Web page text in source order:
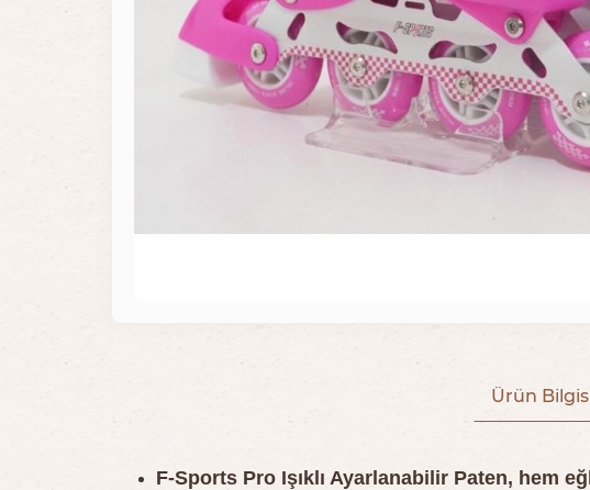
Ürün
F-Sports Pro Işıklı Ayarlanabilir Paten, hem